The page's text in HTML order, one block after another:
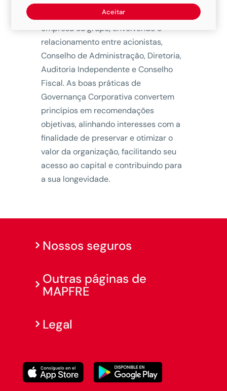
de controle e de direção de uma
empresa ou grupo, envolvendo o
relacionamento entre acionistas,
Conselho de Administração, Diretoria,
Auditoria Independente e Conselho
Fiscal. As boas práticas de
Governança Corporativa convertem
princípios em recomendações
objetivas, alinhando interesses com a
finalidade de preservar e otimizar o
valor da organização, facilitando seu
acesso ao capital e contribuindo para
a sua longevidade.
Nossos seguros
Outras páginas de
MAPFRE
Legal
Aceitar